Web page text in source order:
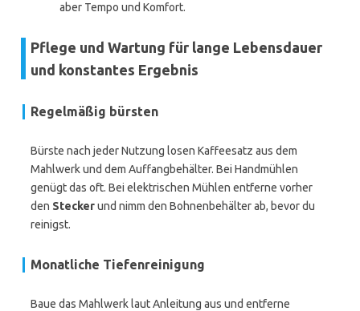
aber Tempo und Komfort.
Pflege und Wartung für lange Lebensdauer
und konstantes Ergebnis
Regelmäßig bürsten
Bürste nach jeder Nutzung losen Kaffeesatz aus dem
Mahlwerk und dem Auffangbehälter. Bei Handmühlen
genügt das oft. Bei elektrischen Mühlen entferne vorher
den Steckerund nimm den Bohnenbehälter ab, bevor du
reinigst.
Monatliche Tiefenreinigung
Baue das Mahlwerk laut Anleitung aus und entferne